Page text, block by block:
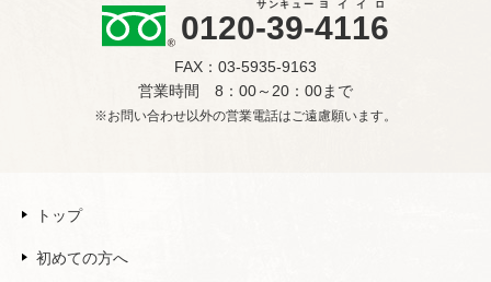
0120-39-
サンキュー
4116
ヨイイロ
FAX：03-5935-9163
営業時間 8：00～20：00まで
※お問い合わせ以外の営業電話はご遠慮願います。
トップ
初めての方へ